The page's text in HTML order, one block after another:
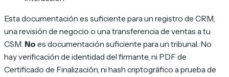
Esta documentación es suficiente para un registro de CRM,
una revisión de negocio o una transferencia de ventas a tu
CSM. No es documentación suficiente para un tribunal. No
hay verificación de identidad del firmante, ni PDF de
Certificado de Finalización, ni hash criptográfico a prueba de